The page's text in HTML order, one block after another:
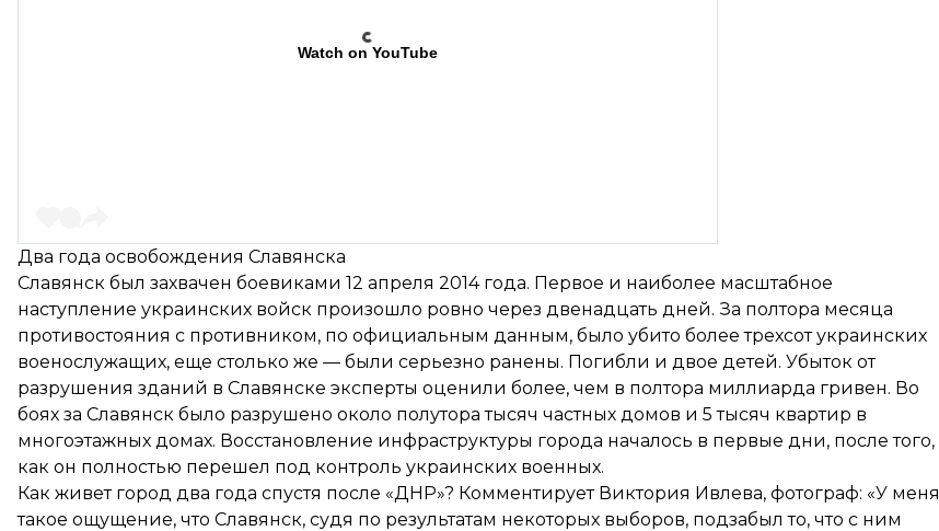
Watch on YouTube
Два года освобождения Славянска
Славянск был захвачен боевиками 12 апреля 2014 года. Первое и наиболее масштабное
наступление украинских войск произошло ровно через двенадцать дней. За полтора месяца
противостояния с противником, по официальным данным, было убито более трехсот украинских
военослужащих, еще столько же — были серьезно ранены. Погибли и двое детей. Убыток от
разрушения зданий в Славянске эксперты оценили более, чем в полтора миллиарда гривен. Во
боях за Славянск было разрушено около полутора тысяч частных домов и 5 тысяч квартир в
многоэтажных домах. Восстановление инфраструктуры города началось в первые дни, после того,
как он полностью перешел под контроль украинских военных.
Как живет город два года спустя после «ДНР»? Комментирует Виктория Ивлева, фотограф: «У меня
такое ощущение, что Славянск, судя по результатам некоторых выборов, подзабыл то, что с ним